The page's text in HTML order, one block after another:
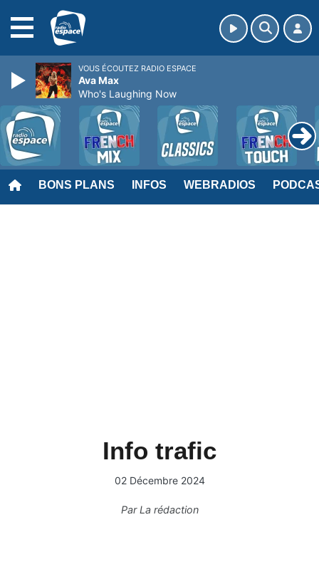
BONS PLANS INFOS WEBRADIOS
Info trafic
02 Décembre 2024
ParLa rédaction
VOUS ÉCOUTEZ RADIO ESPACE
Ava Max
Who's Laughing Now